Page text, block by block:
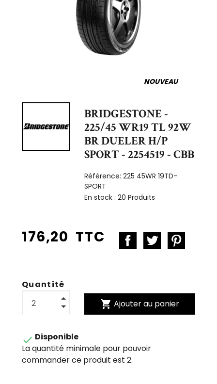
NOUVEAU
BRIDGESTONE -
225/45 WR19 TL 92W
BR DUELER H/P
SPORT - 2254519 - CBB
Référence:225 45WR 19TD-
SPORT
En stock :20 Produits
176,20 TTC
Quantité
shopping_cart Ajouter au panier
 Disponible
La quantité minimale pour pouvoir
commander ce produit est 2.